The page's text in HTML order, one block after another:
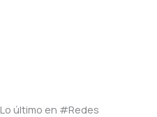
Lo último en #Redes